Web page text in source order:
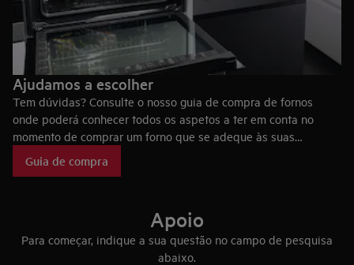
Ajudamos a escolher
Tem dúvidas? Consulte o nosso guia de compra de fornos
onde poderá conhecer todos os aspetos a ter em conta no
momento de comprar um forno que se adeque às suas
fazem deles eletrodomésticos únicos no mercado.
Guia de compra
Apoio
Para começar, indique a sua questão no campo de pesquisa
abaixo.